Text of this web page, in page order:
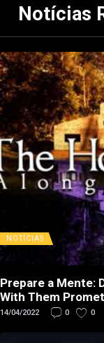
Notícias
NOTÍCIAS
Prepare a Mente:
With Them
14/04/2022 0 0